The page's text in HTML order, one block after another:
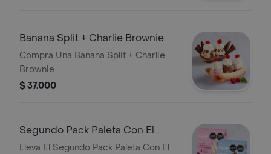
Banana Split + Charlie Brownie
Compra Una Banana Split + Charlie
Brownie
$ 37.000
Segundo Pack Paleta Con El
30%
Lleva El Segundo Pack Paleta Con El